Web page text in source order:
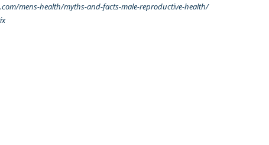
mens-health/myths-and-facts-male-reproductive-health/